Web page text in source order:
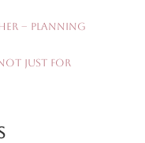
– Planning
Not Just for